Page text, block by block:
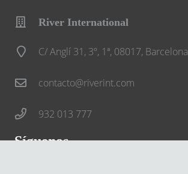
River International
C/ Anglí 31, 3º, 1ª, 08017, Barcelona
contacto@riverint.com
932 013 777
Síguenos